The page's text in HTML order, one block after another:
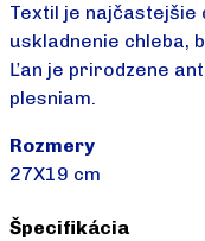
Textil je najčastejšie
uskladnenie chleba,
Ľan je prirodzene
plesniam.
Rozmery
27X19 cm
Špecifikácia